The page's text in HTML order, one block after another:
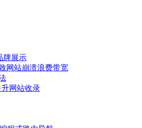
牌展示
网站崩溃浪费带宽
升网站收录